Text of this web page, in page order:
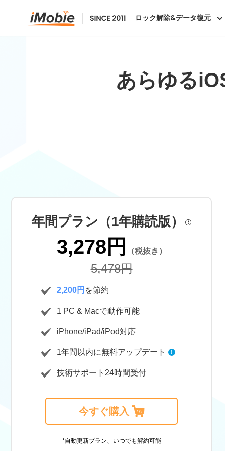
ロック解除&データ復元
あらゆる
年間プラン（1年購読版）
3,278円 （税抜き）
5,478円
2,200円 を節約
1 PC & Macで動作可能
iPhone/iPad/iPod対応
1年間以内に無料アップデート !
技術サポート24時間受付
今すぐ購入
*自動更新プラン、いつでも解約可能